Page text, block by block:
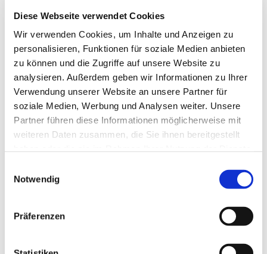
Diese Webseite verwendet Cookies
Wir verwenden Cookies, um Inhalte und Anzeigen zu
personalisieren, Funktionen für soziale Medien anbieten
zu können und die Zugriffe auf unsere Website zu
analysieren. Außerdem geben wir Informationen zu Ihrer
Verwendung unserer Website an unsere Partner für
soziale Medien, Werbung und Analysen weiter. Unsere
Partner führen diese Informationen möglicherweise mit
weiteren Daten zusammen, die Sie ihnen bereitgestellt
Notwendig
Präferenzen